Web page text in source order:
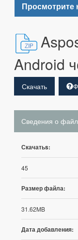
Просмотрите
Android
Скачать
Сведения о
Скачатьs:
45
Размер файла:
31.62MB
Дата добавления: